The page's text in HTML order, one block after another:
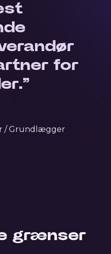
for
/ Grundlægger
grænser